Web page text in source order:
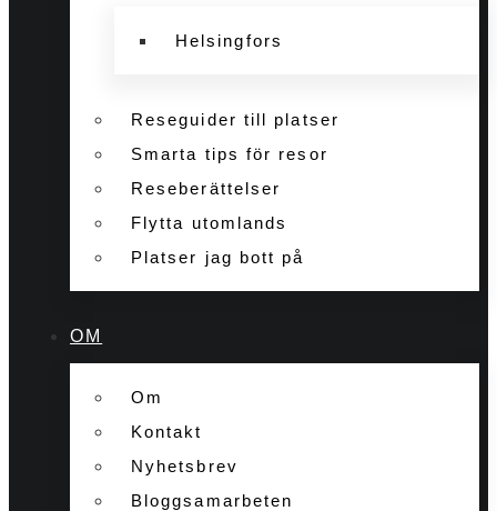
Helsingfors
Reseguider till platser
Smarta tips för resor
Reseberättelser
Flytta utomlands
Platser jag bott på
OM
Om
Kontakt
Nyhetsbrev
Bloggsamarbeten